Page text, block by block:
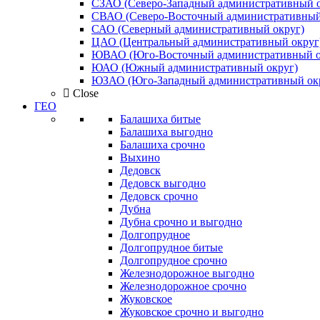
СЗАО (Северо-Западный административный
СВАО (Северо-Восточный
САО (Северный административный округ)
ЦАО (Центральный административный
ЮВАО (Юго-Восточный административный
ЮАО (Южный административный округ)
ЮЗАО (Юго-Западный административный
Close
ГЕО
Балашиха битые
Балашиха выгодно
Балашиха срочно
Выхино
Дедовск
Дедовск выгодно
Дедовск срочно
Дубна
Дубна срочно и выгодно
Долгопрудное
Долгопрудное битые
Долгопрудное срочно
Железнодорожное выгодно
Железнодорожное срочно
Жуковское
Жуковское срочно и выгодно